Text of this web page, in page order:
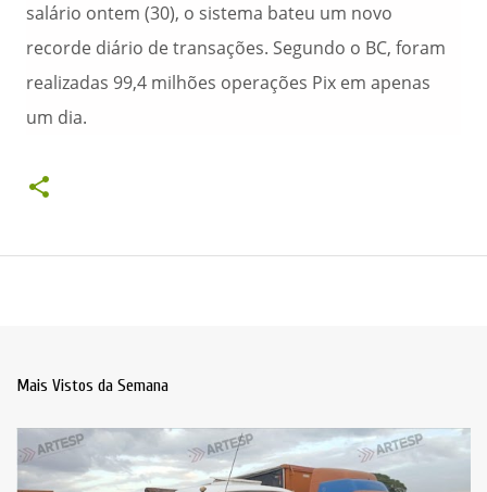
salário ontem (30), o sistema bateu um novo
recorde diário de transações. Segundo o BC, foram
realizadas 99,4 milhões operações Pix em apenas
um dia.
Mais Vistos da Semana